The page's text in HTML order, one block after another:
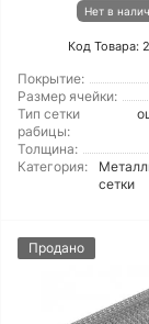
Нет в
Код Товара:
Покрытие:
Размер ячейки:
Тип сетки
рабицы:
Толщина:
Категория:
сетки
Продано